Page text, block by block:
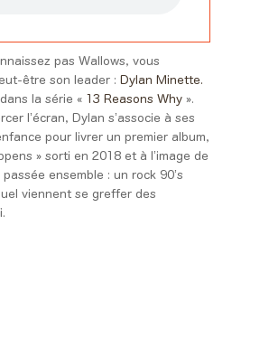
pas Wallows, vous
être son leader :
Dylan Minette.
la série «
13 Reasons Why».
l’écran, Dylan s’associe à ses
pour livrer un premier album,
» sorti en 2018 et à l’image de
passée ensemble : un rock 90’s
viennent se greffer des